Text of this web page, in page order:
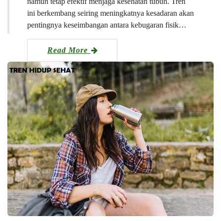
ini berkembang seiring meningkatnya kesadaran akan
pentingnya keseimbangan antara kebugaran fisik…
Read More